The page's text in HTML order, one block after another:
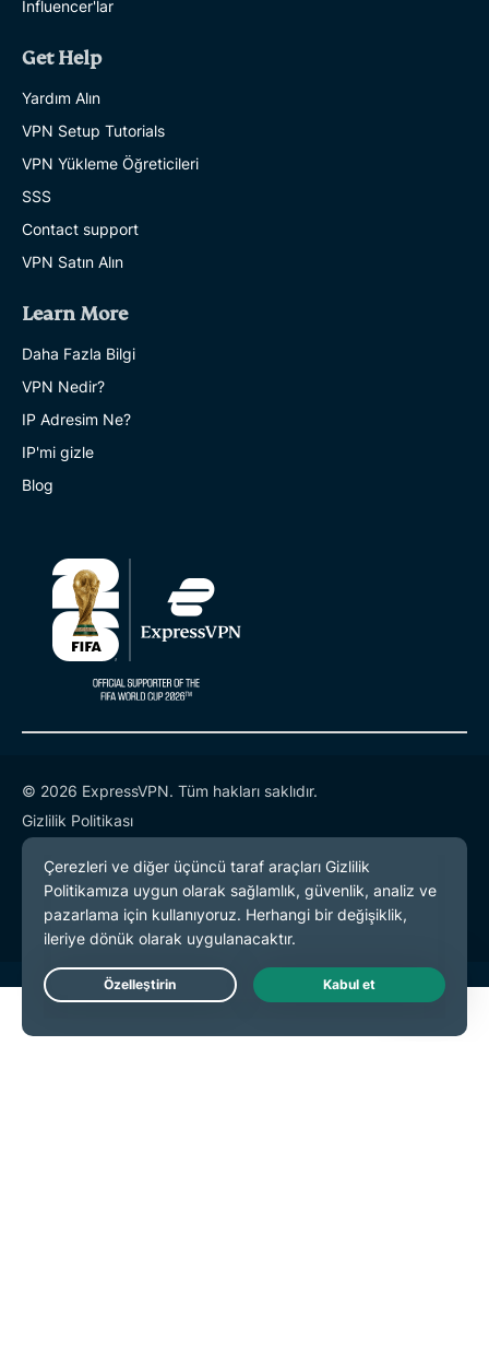
Influencer'lar
Get Help
Yardım Alın
VPN Setup Tutorials
VPN Yükleme Öğreticileri
SSS
Contact support
VPN Satın Alın
Learn More
Daha Fazla Bilgi
VPN Nedir?
IP Adresim Ne?
IP'mi gizle
Blog
© 2026 ExpressVPN. Tüm hakları saklıdır.
Gizlilik Politikası
Hizmet Koşulları
Çerez Tercihleri
Live Chat